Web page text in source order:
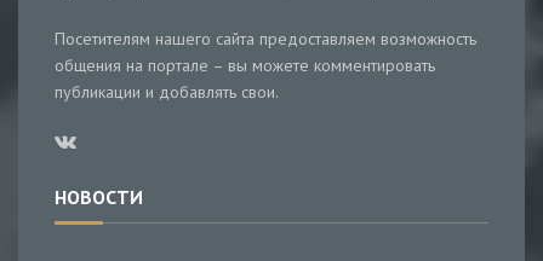
Посетителям нашего сайта предоставляем возможность
общения на портале – вы можете комментировать
публикации и добавлять свои.
НОВОСТИ